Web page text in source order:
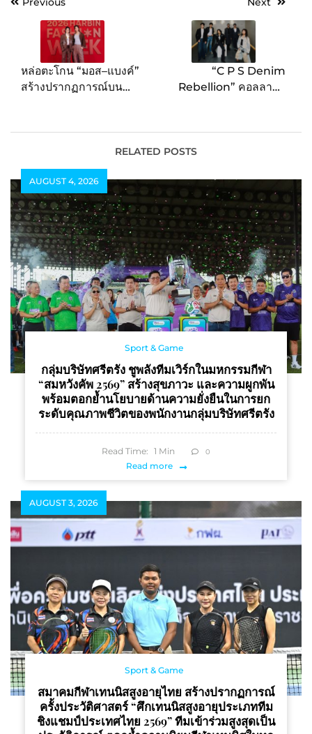
หล่อตะโกน “มอส–แบงค์”
สร้างปรากฏการณ์บน
นักแสดงไทย ก้าวสู่เวที
แฟชั่นระดับเอเชียอย่างสง่า
งาม
“C P S Denim
Rebellion” คอลลาบอ
ความเท่ของศิลปินดัง NCT
TEN (เตนล์), มิลลิ, เจเจ-
อารักษ์, เฟิด Slot
Machine และ
Bodyslam
RELATED POSTS
AUGUST 4, 2026
Sport & Game
กลุ่มบริษัทศรีตรัง ชูพลังทีมเวิร์กในมหกรรมกีฬา
“สมหวังคัพ 2569” สร้างสุขภาวะ และความผูกพัน
พร้อมตอกย้ำนโยบายด้านความยั่งยืนในการยก
ระดับคุณภาพชีวิตของพนักงานกลุ่มบริษัทศรีตรัง
Read Time: 1 Min 0
Read more
AUGUST 3, 2026
Sport & Game
สมาคมกีฬาเทนนิสสูงอายุไทย สร้างปรากฏการณ์
ครั้งประวัติศาสตร์ “ศึกเทนนิสสูงอายุประเภททีม
ชิงแชมป์ประเทศไทย 2569” ทีมเข้าร่วมสูงสุดเป็น